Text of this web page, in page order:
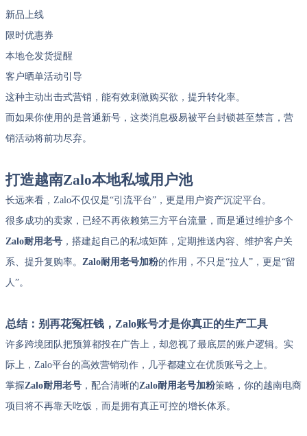
新品上线
限时优惠券
本地仓发货提醒
客户晒单活动引导
这种主动出击式营销，能有效刺激购买欲，提升转化率。
而如果你使用的是普通新号，这类消息极易被平台封锁甚至禁言，营
销活动将前功尽弃。
打造越南Zalo本地私域用户池
长远来看，Zalo不仅仅是“引流平台”，更是用户资产沉淀平台。
很多成功的卖家，已经不再依赖第三方平台流量，而是通过维护多个
Zalo耐用老号 ，搭建起自己的私域矩阵，定期推送内容、维护客户关
系、提升复购率。 Zalo耐用老号加粉的作用，不只是“拉人”，更是“留
人”。
总结：别再花冤枉钱，Zalo账号才是你真正的生产工具
许多跨境团队把预算都投在广告上，却忽视了最底层的账户逻辑。实
际上，Zalo平台的高效营销动作，几乎都建立在优质账号之上。
掌握Zalo耐用老号 ，配合清晰的Zalo耐用老号加粉策略，你的越南电商
项目将不再靠天吃饭，而是拥有真正可控的增长体系。